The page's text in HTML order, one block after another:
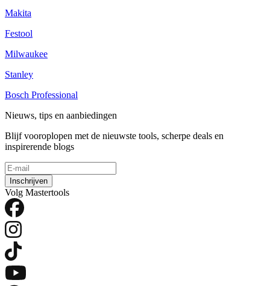
Makita
Festool
Milwaukee
Stanley
Bosch Professional
Nieuws, tips en aanbiedingen
Blijf vooroplopen met de nieuwste tools, scherpe deals en
inspirerende blogs
Inschrijven
Volg Mastertools